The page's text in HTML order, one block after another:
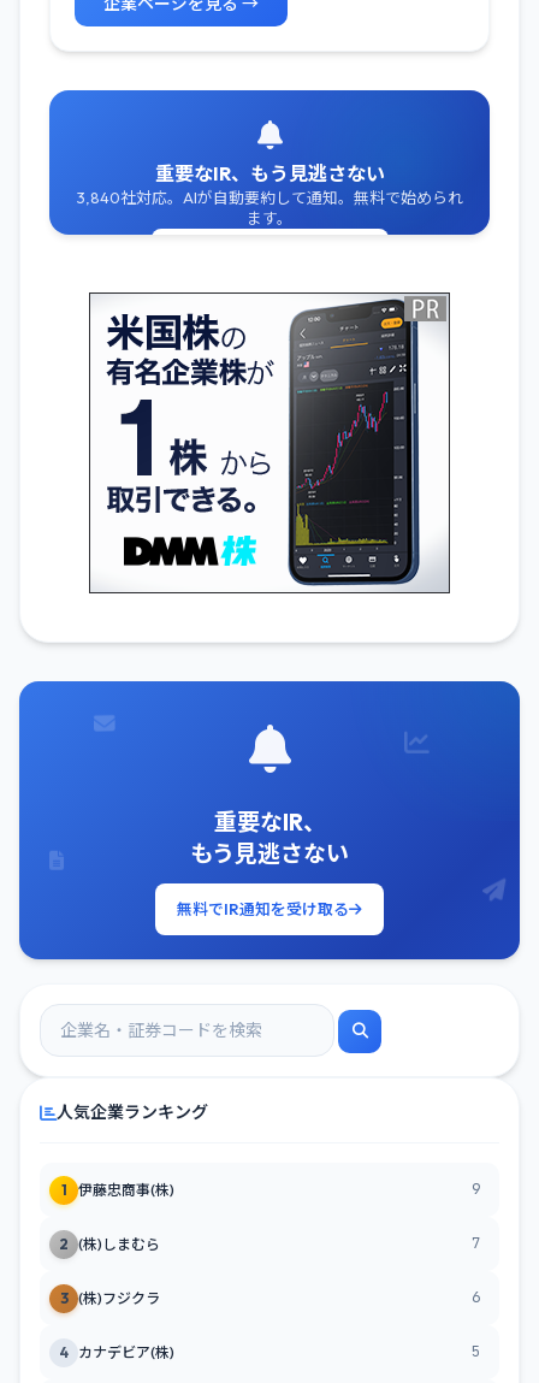
重要なIR、もう見逃さない
3,840社対応。AIが自動要約して通知。無料で始められ
ます。
重要なIR、
もう見逃さない
無料でIR通知を受け取る
人気企業ランキング
1 伊藤忠商事(株) 9
2 (株)しまむら 7
3 (株)フジクラ 6
4 カナデビア(株) 5